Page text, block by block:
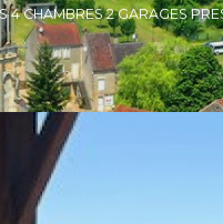
4 CHAMBRES 2 GARAGES